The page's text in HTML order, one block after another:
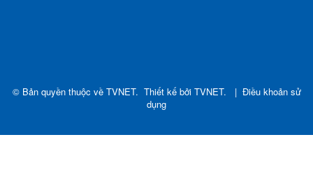
© Bản quyền thuộc về TVNET. Thiết kế bởi TVNET. | Điều khoản sử
dụng